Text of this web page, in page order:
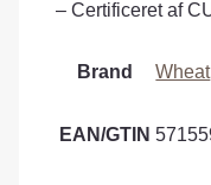
– Certificeret af
Brand Wheat
EAN/GTIN